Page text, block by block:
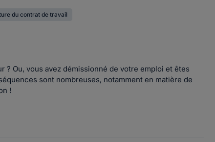
du contrat de travail
Ou, vous avez démissionné de votre emploi et êtes
sont nombreuses, notamment en matière de
!